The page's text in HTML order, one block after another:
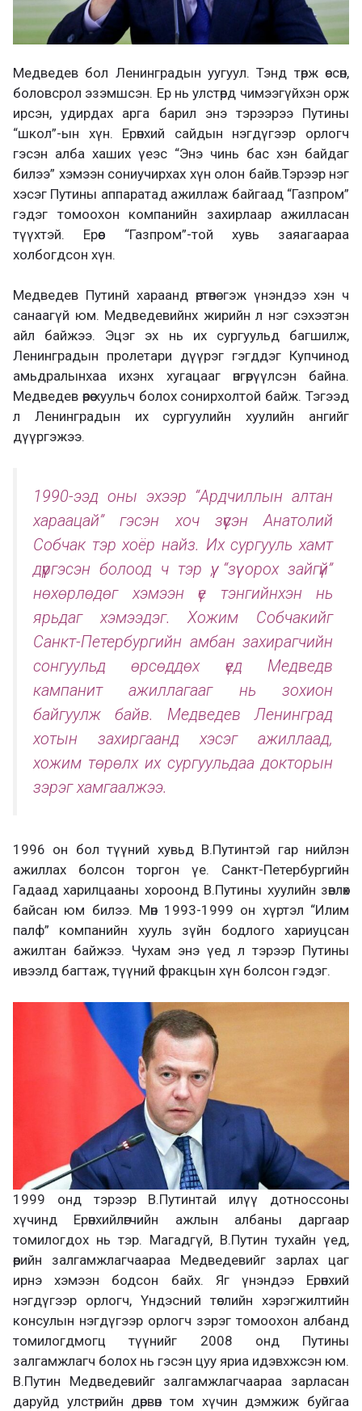
Медведев бол Ленинградын уугуул. Тэнд төрж өссөн,
боловсрол эзэмшсэн. Ер нь улстөрд чимээгүйхэн орж
ирсэн, удирдах арга барил энэ тэрээрээ Путины
“школ”-ын хүн. Ерөнхий сайдын нэгдүгээр орлогч
гэсэн алба хаших үеэс “Энэ чинь бас хэн байдаг
билээ” хэмээн сониучирхах хүн олон байв.Тэрээр нэг
хэсэг Путины аппаратад ажиллаж байгаад “Газпром”
гэдэг томоохон компанийн захирлаар ажилласан
түүхтэй. Ерөөс “Газпром”-той хувь заяагаараа
холбогдсон хүн.
Медведев Путинй хараанд өртөнө гэж үнэндээ хэн ч
санаагүй юм. Медведевийнх жирийн л нэг сэхээтэн
айл байжээ. Эцэг эх нь их сургуульд багшилж,
Ленинградын пролетари дүүрэг гэгддэг Купчинод
амьдралынхаа ихэнх хугацааг өнгөрүүлсэн байна.
Медведев өөрөө хуульч болох сонирхолтой байж. Тэгээд
л Ленинградын их сургуулийн хуулийн ангийг
дүүргэжээ.
1990-ээд оны эхээр “Ардчиллын алтан
хараацай” гэсэн хоч зүүсэн Анатолий
Собчак тэр хоёр найз. Их сургууль хамт
дүүргэсэн болоод ч тэр үү, “зүү орох зайгүй”
нөхөрлөдөг хэмээн үе тэнгийнхэн нь
ярьдаг хэмээдэг. Хожим Собчакийг
Санкт-Петербургийн амбан захирагчийн
сонгуульд өрсөддөх үед Медведв
кампанит ажиллагааг нь зохион
байгуулж байв. Медведев Ленинград
хотын захиргаанд хэсэг ажиллаад,
хожим төрөлх их сургуульдаа докторын
зэрэг хамгаалжээ.
1996 он бол түүний хувьд В.Путинтэй гар нийлэн
ажиллах болсон торгон үе. Санкт-Петербургийн
Гадаад харилцааны хороонд В.Путины хуулийн зөвлөх
байсан юм билээ. Мөн 1993-1999 он хүртэл “Илим
палф” компанийн хууль зүйн бодлого хариуцсан
ажилтан байжээ. Чухам энэ үед л тэрээр Путины
ивээлд багтаж, түүний фракцын хүн болсон гэдэг.
1999 онд тэрээр В.Путинтай илүү дотноссоны
хүчинд Ерөнхийлөгчийн ажлын албаны даргаар
томилогдох нь тэр. Магадгүй, В.Путин тухайн үед,
өөрийн залгамжлагчаараа Медведевийг зарлах цаг
ирнэ хэмээн бодсон байх. Яг үнэндээ Ерөнхий
нэгдүгээр орлогч, Үндэсний төслийн хэрэгжилтийн
консулын нэгдүгээр орлогч зэрэг томоохон албанд
томилогдмогц түүнийг 2008 онд Путины
залгамжлагч болох нь гэсэн цуу яриа идэвхжсэн юм.
В.Путин Медведевийг залгамжлагчаараа зарласан
даруйд улстөрийн дөрвөн том хүчин дэмжиж буйгаа